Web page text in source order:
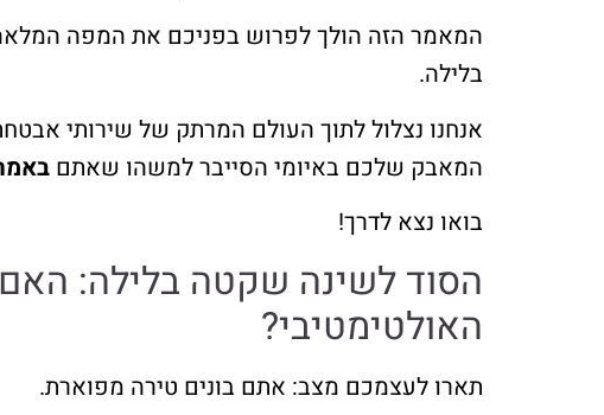
המאמר הזה הולך לפרוש בפניכם את המפה
בלילה.
המאבק שלכם באיומי הסייבר למשהו שאתם
בואו נצא לדרך!
הסוד לשינה שקטה בלילה:
האולטימטיבי?
תארו לעצמכם מצב: אתם בונים טירה מפוארת.